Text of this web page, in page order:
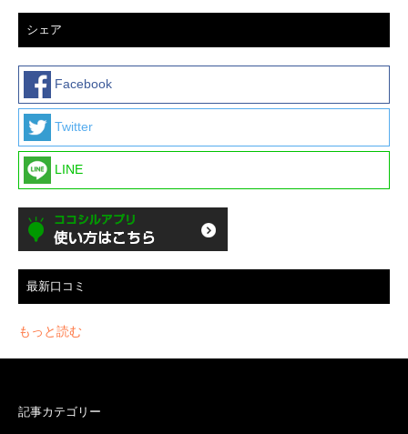
シェア
Facebook
Twitter
LINE
最新口コミ
もっと読む
記事カテゴリー